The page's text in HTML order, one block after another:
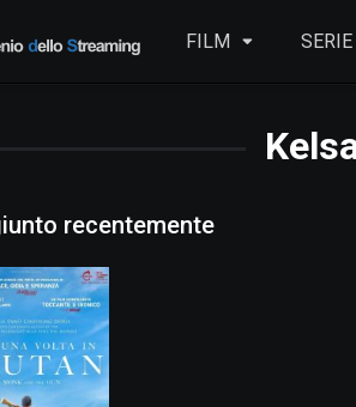
FILM
recentemente